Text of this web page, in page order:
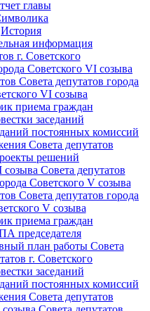
главы
История
информация
г. Советского
Советского VI созыва
Совета депутатов города
VI созыва
приема граждан
заседаний
постоянных комиссий
Совета депутатов
решений
Совета депутатов
Советского V созыва
Совета депутатов города
V созыва
приема граждан
председателя
план работы Совета
г. Советского
заседаний
постоянных комиссий
Совета депутатов